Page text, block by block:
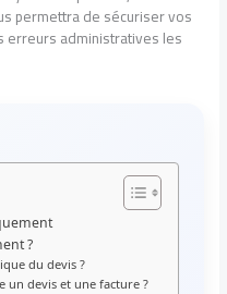
permettra de sécuriser vos
erreurs administratives les
?
du devis ?
un devis et une facture ?